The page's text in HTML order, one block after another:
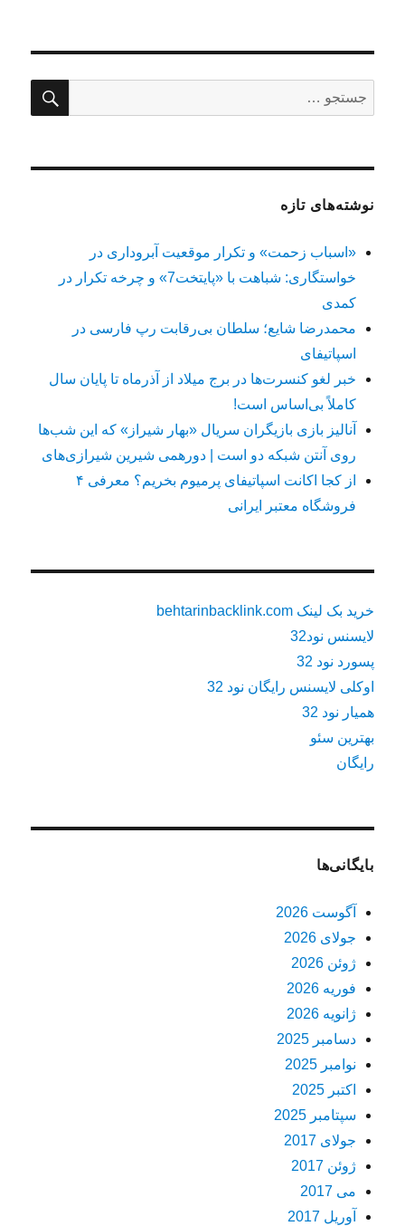
برای:
نوشته‌های تازه
«اسباب زحمت» و تکرار موقعیت آبروداری در
خواستگاری: شباهت با «پایتخت7» و چرخه تکرار در
کمدی
محمدرضا شایع؛ سلطان بی‌رقابت رپ فارسی در
اسپاتیفای
خبر لغو کنسرت‌ها در برج میلاد از آذرماه تا پایان سال
کاملاً بی‌اساس است!
آنالیز بازی بازیگران سریال «بهار شیراز» که این شب‌ها
روی آنتن شبکه دو است | دورهمی شیرین شیرازی‌های
از کجا اکانت اسپاتیفای پرمیوم بخریم؟ معرفی ۴
فروشگاه معتبر ایرانی
خرید بک لینک behtarinbacklink.com
لایسنس نود32
پسورد نود 32
اوکلی لایسنس رایگان نود 32
همیار نود 32
بهترین سئو
رایگان
بایگانی‌ها
آگوست 2026
جولای 2026
ژوئن 2026
فوریه 2026
ژانویه 2026
دسامبر 2025
نوامبر 2025
اکتبر 2025
سپتامبر 2025
جولای 2017
ژوئن 2017
می 2017
آوریل 2017